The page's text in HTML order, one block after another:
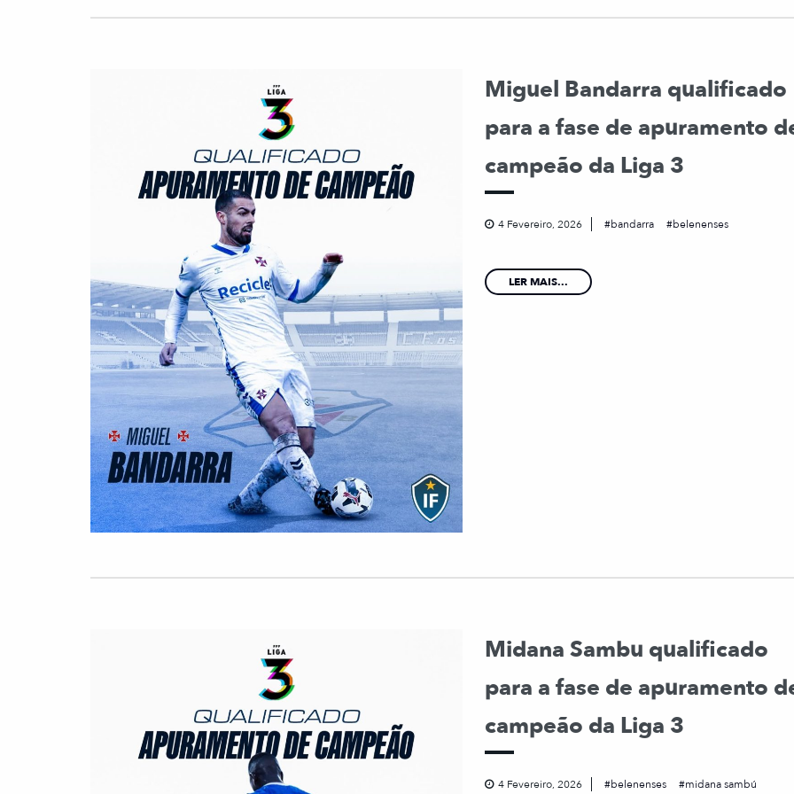
Miguel Bandarra qualificado
para a fase de apuramento
campeão da Liga 3
4 Fevereiro, 2026 bandarra belenenses
LER MAIS...
Midana Sambu qualificado
para a fase de apuramento
campeão da Liga 3
4 Fevereiro, 2026 belenenses midana sambú